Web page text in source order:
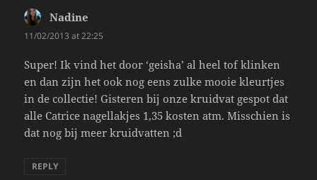
Nadine
11/02/2013 at 22:25
Super! Ik vind het door ‘geisha’ al heel tof klinken
en dan zijn het ook nog eens zulke mooie kleurtjes
in de collectie! Gisteren bij onze kruidvat gespot dat
alle Catrice nagellakjes 1,35 kosten atm. Misschien is
dat nog bij meer kruidvatten ;d
REPLY